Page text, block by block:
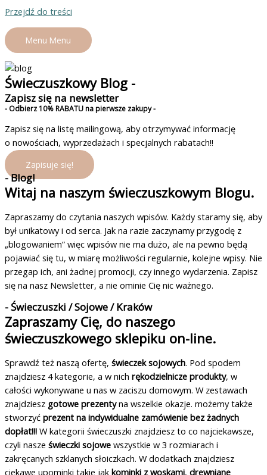
Przejdź do treści
Menu Menu
Świeczuszkowy Blog -
Zapisz się na newsletter
- Odbierz 10% RABATU na pierwsze zakupy -
Zapisz się na listę mailingową, aby otrzymywać informację
o nowościach, wyprzedażach i specjalnych rabatach!!
Zapisuje się!
- Blog!
Witaj na naszym świeczuszkowym Blogu.
Zapraszamy do czytania naszych wpisów. Każdy staramy się, aby
był unikatowy i od serca. Jak na razie zaczynamy przygodę z
„blogowaniem” więc wpisów nie ma dużo, ale na pewno będą
pojawiać się tu, w miarę możliwości regularnie, kolejne wpisy. Nie
przegap ich, ani żadnej promocji, czy innego wydarzenia. Zapisz
się na nasz Newsletter, a nie ominie Cię nic ważnego.
- Świeczuszki / Sojowe / Kraków
Zapraszamy Cię, do naszego
świeczuszkowego sklepiku on-line.
Sprawdź też naszą ofertę, świeczek sojowych. Pod spodem
znajdziesz 4 kategorie, a w nich rękodzielnicze produkty, w
całości wykonywane u nas w zaciszu domowym. W zestawach
znajdziesz gotowe prezentyna wszelkie okazje. możemy także
stworzyć prezent na indywidualne zamówienie bez żadnych
dopłat!!! W kategorii świeczuszki znajdziesz to co najciekawsze,
czyli nasze świeczki sojowe wszystkie w 3 rozmiarach i
zakręcanych szklanych słoiczkach. W dodatkach znajdziesz
ciekawe upominki takie jak kominki z woskami, drewniane